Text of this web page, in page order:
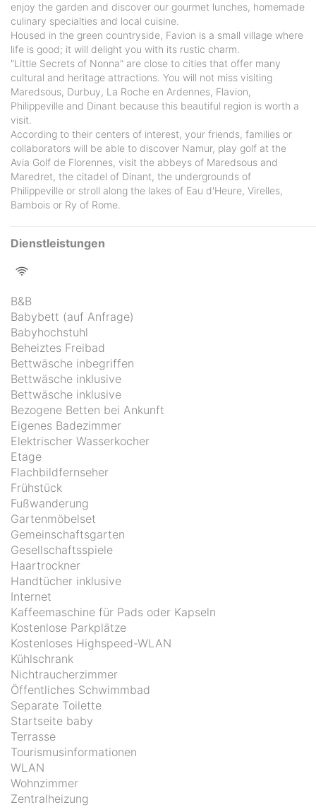
enjoy the garden and discover our gourmet lunches, homemade
culinary specialties and local cuisine.
Housed in the green countryside, Favion is a small village where
life is good; it will delight you with its rustic charm.
"Little Secrets of Nonna" are close to cities that offer many
cultural and heritage attractions. You will not miss visiting
Maredsous, Durbuy, La Roche en Ardennes, Flavion,
Philippeville and Dinant because this beautiful region is worth a
visit.
According to their centers of interest, your friends, families or
collaborators will be able to discover Namur, play golf at the
Avia Golf de Florennes, visit the abbeys of Maredsous and
Maredret, the citadel of Dinant, the undergrounds of
Philippeville or stroll along the lakes of Eau d'Heure, Virelles,
Bambois or Ry of Rome.
Dienstleistungen
B&B
Babybett (auf Anfrage)
Babyhochstuhl
Beheiztes Freibad
Bettwäsche inbegriffen
Bettwäsche inklusive
Bettwäsche inklusive
Bezogene Betten bei Ankunft
Eigenes Badezimmer
Elektrischer Wasserkocher
Etage
Flachbildfernseher
Frühstück
Fußwanderung
Gartenmöbelset
Gemeinschaftsgarten
Gesellschaftsspiele
Haartrockner
Handtücher inklusive
Internet
Kaffeemaschine für Pads oder Kapseln
Kostenlose Parkplätze
Kostenloses Highspeed-WLAN
Kühlschrank
Nichtraucherzimmer
Öffentliches Schwimmbad
Separate Toilette
Startseite baby
Terrasse
Tourismusinformationen
WLAN
Wohnzimmer
Zentralheizung